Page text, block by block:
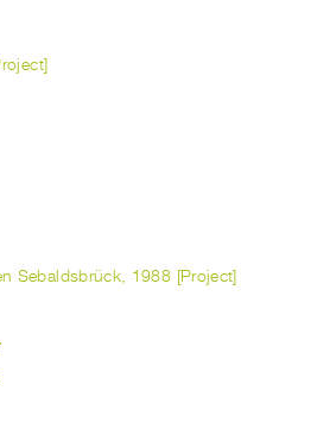
Sebaldsbrück, 1988 [Project]